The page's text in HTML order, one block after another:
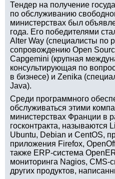
Тендер на получение
по обслуживанию
министерствах был
года. Его победителями
Alter Way (специалисты по
сопровождению Open
Capgemini (крупная
консультирующая по
в бизнесе) и Zenika
Java).
Среди программного
обслуживаться этими
министерствах Франции в
госконтракта, называются
Ubuntu, Debian и CentOS,
приложения Firefox,
также ERP-система
мониторинга Nagios, CMS-
других продуктов,